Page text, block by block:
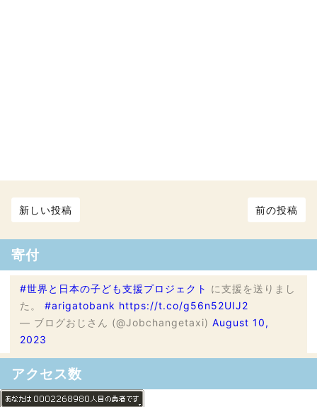
新しい投稿 前の投稿
寄付
#世界と日本の子ども支援プロジェクト に支援を送りまし
た。 #arigatobank https://t.co/g56n52UIJ2
— ブログおじさん (@Jobchangetaxi) August 10,
2023
アクセス数